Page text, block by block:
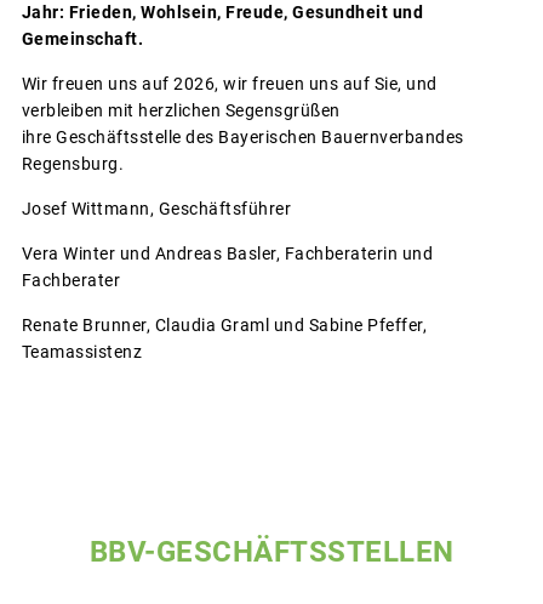
Jahr: Frieden, Wohlsein, Freude, Gesundheit und
Gemeinschaft.
Wir freuen uns auf 2026, wir freuen uns auf Sie, und
verbleiben mit herzlichen Segensgrüßen
ihre Geschäftsstelle des Bayerischen Bauernverbandes
Regensburg.
Josef Wittmann, Geschäftsführer
Vera Winter und Andreas Basler, Fachberaterin und
Fachberater
Renate Brunner, Claudia Graml und Sabine Pfeffer,
Teamassistenz
BBV-GESCHÄFTSSTELLEN